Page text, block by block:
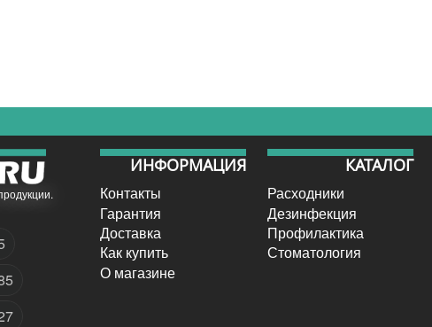
ИНФОРМАЦИЯ
Контакты
Гарантия
Доставка
Как купить
О магазине
КАТАЛОГ
Расходники
Дезинфекция
Профилактика
Стоматология